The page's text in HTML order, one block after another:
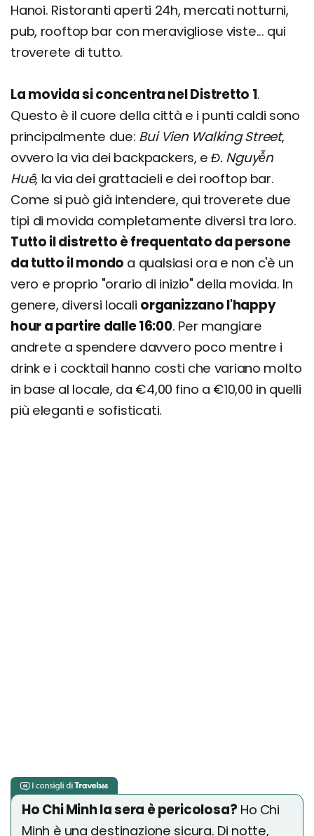
Hanoi. Ristoranti aperti 24h, mercati notturni,
pub, rooftop bar con meravigliose viste... qui
troverete di tutto.
La movida si concentra nel Distretto 1.
Questo è il cuore della città e i punti caldi sono
principalmente due: Bui Vien Walking Street,
ovvero la via dei backpackers, eĐ. Nguyễn
Huê, la via dei grattacieli e dei rooftop bar.
Come si può già intendere, qui troverete due
tipi di movida completamente diversi tra loro.
Tutto il distretto è frequentato da persone
da tutto il mondo a qualsiasi ora e non c'è un
vero e proprio "orario di inizio" della movida. In
genere, diversi locali organizzano l'happy
hour a partire dalle 16:00. Per mangiare
andrete a spendere davvero poco mentre i
drink e i cocktail hanno costi che variano molto
in base al locale, da €4,00 fino a €10,00 in quelli
più eleganti e sofisticati.
Ho Chi Minh la sera è pericolosa? Ho Chi
Minh è una destinazione sicura. Di notte,